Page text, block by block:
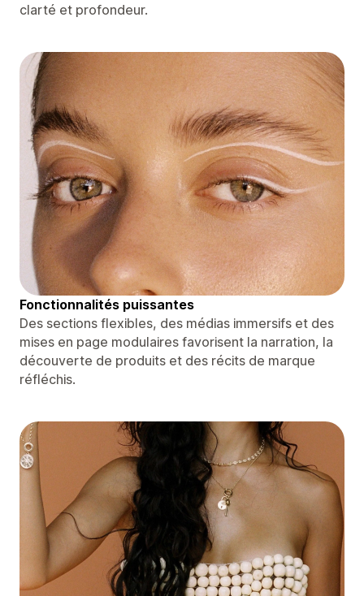
clarté et profondeur.
Fonctionnalités puissantes
Des sections flexibles, des médias immersifs et des
mises en page modulaires favorisent la narration, la
découverte de produits et des récits de marque
réfléchis.